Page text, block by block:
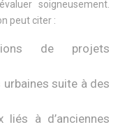
soigneusement.
peut citer :
de projets
suite à des
liés à d’anciennes